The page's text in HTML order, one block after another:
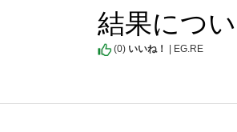
結果につ
(0) いいね！ | EG.RE